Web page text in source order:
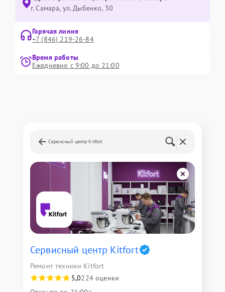
г. Самара, ул. Дыбенко, 30
Горячая линия
+7 (846) 219-26-84
Время работы
Ежедневно с 9:00 до 21:00
Сервисный центр Kitfort
Сервисный центр Kitfort
Ремонт техники Kitfort
5,0224 оценки